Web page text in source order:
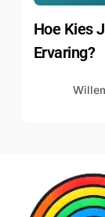
Hoe Kies
Ervaring?